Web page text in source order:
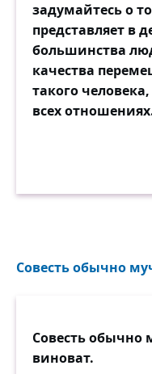
задумайтесь о
представляет в
большинства
качества
такого
всех
Совесть обычно
Совесть обычно
виноват.